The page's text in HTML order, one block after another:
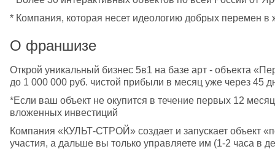
* Компания, которая несет идеологию добрых перемен
О франшизе
Открой уникальный бизнес 5в1 на базе арт - объекта
до 1 000 000 руб. чистой прибыли в месяц уже через 45
*Если ваш объект не окупится в течение первых 12
вложенных инвестиций
Компания «КУЛЬТ-СТРОЙ» создает и запускает объект
участия, а дальше вы только управляете им (1-2 часа в